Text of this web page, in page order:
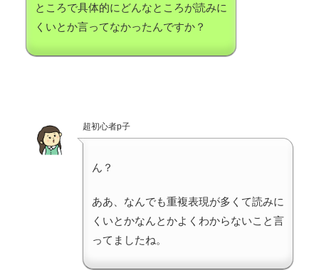
ところで具体的にどんなところが読みに
くいとか言ってなかったんですか？
超初心者p子
ん？
ああ、なんでも重複表現が多くて読みに
くいとかなんとかよくわからないこと言
ってましたね。